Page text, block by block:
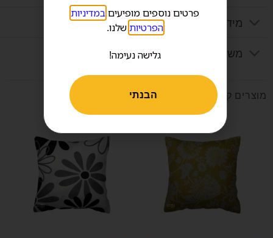
מידע נוסף
משלוח
מוצרים קשורים
פרטים נוספים מופיעיםבמדיניות
הפרטיותשלנו.
גלישה נעימה!
הבנתי